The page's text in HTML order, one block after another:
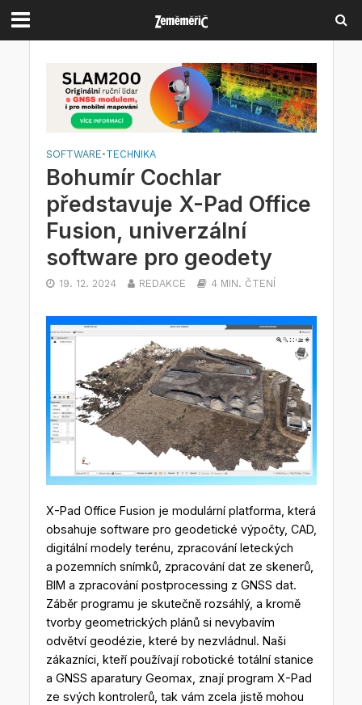
SOFTWARE•TECHNIKA
Bohumír Cochlar
představuje X-Pad Office
Fusion, univerzální
software pro geodety
19. 12. 2024 REDAKCE 4 MIN. ČTENÍ
X-Pad Office Fusion je modulární platforma, která
obsahuje software pro geodetické výpočty, CAD,
digitální modely terénu, zpracování leteckých
a pozemních snímků, zpracování dat ze skenerů,
BIM a zpracování postprocessing z GNSS dat.
Záběr programu je skutečně rozsáhlý, a kromě
tvorby geometrických plánů si nevybavím
odvětví geodézie, které by nezvládnul. Naši
zákazníci, kteří používají robotické totální stanice
a GNSS aparatury Geomax, znají program X-Pad
ze svých kontrolerů, tak vám zcela jistě mohou